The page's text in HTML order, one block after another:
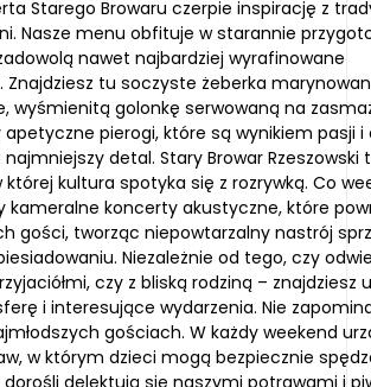
Starego Browaru czerpie inspirację z
Nasze menu obfituje w starannie
nawet najbardziej wyrafinowane
Znajdziesz tu soczyste żeberka
wyśmienitą golonkę serwowaną na
pierogi, które są wynikiem pasji i
detal. Stary Browar Rzeszowski
której kultura spotyka się z rozrywką. Co
kameralne koncerty akustyczne, które
gości, tworząc niepowtarzalny nastrój
Niezależnie od tego, czy
czy z bliską rodziną – znajdziesz
i interesujące wydarzenia. Nie
gościach. W każdy weekend
w którym dzieci mogą bezpiecznie